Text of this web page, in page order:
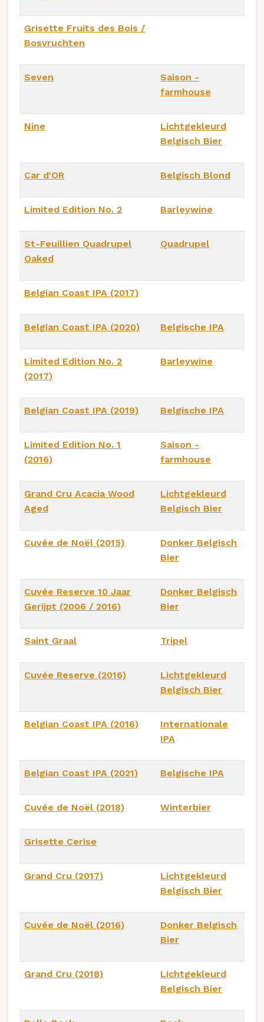
Grisette Fruits des Bois /
Bosvruchten
Seven
Saison -
farmhouse
Nine
Lichtgekleurd
Belgisch Bier
Car d'OR Belgisch Blond
Limited Edition No. 2 Barleywine
St-Feuillien Quadrupel
Oaked
Quadrupel
Belgian Coast IPA (2017)
Belgian Coast IPA (2020) Belgische IPA
Limited Edition No. 2
(2017)
Barleywine
Belgian Coast IPA (2019) Belgische IPA
Limited Edition No. 1
(2016)
Saison -
farmhouse
Grand Cru Acacia Wood
Aged
Lichtgekleurd
Belgisch Bier
Cuvée de Noël (2015)
Donker Belgisch
Bier
Cuvée Reserve 10 Jaar
Gerijpt (2006 / 2016)
Donker Belgisch
Bier
Saint Graal Tripel
Cuvée Reserve (2016)
Lichtgekleurd
Belgisch Bier
Belgian Coast IPA (2016)
Internationale
IPA
Belgian Coast IPA (2021) Belgische IPA
Cuvée de Noël (2018) Winterbier
Grisette Cerise
Grand Cru (2017)
Lichtgekleurd
Belgisch Bier
Cuvée de Noël (2016)
Donker Belgisch
Bier
Grand Cru (2018)
Lichtgekleurd
Belgisch Bier